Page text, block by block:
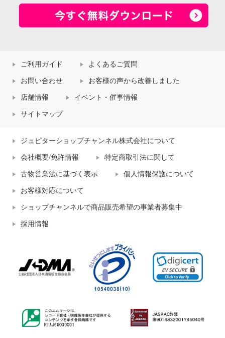
ご利用ガイド よくあるご質問
お問い合わせ お客様の声から改善しました
店舗情報 イベント・催事情報
サイトマップ
ジュピターショップチャンネル株式会社について
会社概要/免許情報 特定商取引法に関して
古物営業法に基づく表示 個人情報保護について
お客様対応について
ショップチャンネルで商品販売希望の事業者募集中
採用情報